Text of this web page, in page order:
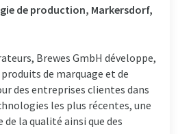
de production, Markersdorf,
Brewes GmbH développe,
de marquage et de
des entreprises clientes dans
les plus récentes, une
la qualité ainsi que des